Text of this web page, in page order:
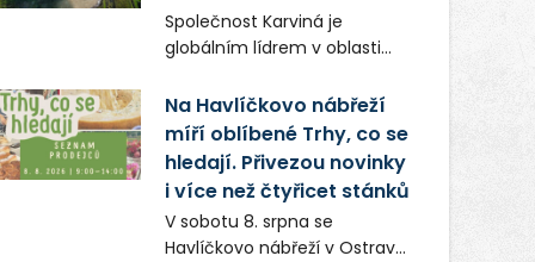
moravskoslezskou metropoli
nevybrali náhodou – její
přirozenou součástí příběhu
bývalého boxerského
šampiona Hoffa (Milan
Ondrík), jenž se po letech
vrací do světa vrcholových
zápasů, tentokrát v MMA.
Společnost Karviná je
globálním lídrem v oblasti
systémů, stabilním
zaměstnavatelem na
Karvinsku a firmou s
obrovským potenciálem.
Na Havlíčkovo nábřeží
míří oblíbené Trhy, co se
hledají. Přivezou novinky
i více než čtyřicet stánků
V sobotu 8. srpna se
Havlíčkovo nábřeží v Ostravě